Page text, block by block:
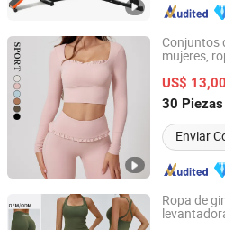
Conjuntos
mujeres,
US$
30 Piezas
Enviar
Laoling Hairui Garment Co., Ltd.
Shandong, China
Ropa de
Laoling Hairui Garment Co., Ltd.